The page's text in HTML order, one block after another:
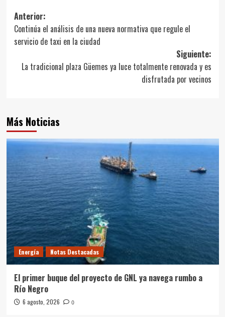
Navegación
de
entradas
Anterior:
Continúa el análisis de una nueva normativa que regule el
servicio de taxi en la ciudad
Siguiente:
La tradicional plaza Güemes ya luce totalmente renovada y es
disfrutada por vecinos
Más Noticias
Energía Notas Destacadas
El primer buque del proyecto de GNL ya navega rumbo a
Río Negro
6 agosto, 2026 0